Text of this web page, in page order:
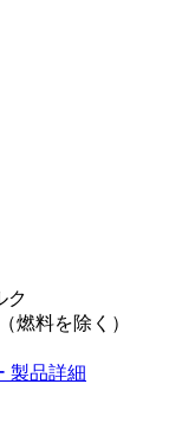
ク
燃料を除く）
製品詳細